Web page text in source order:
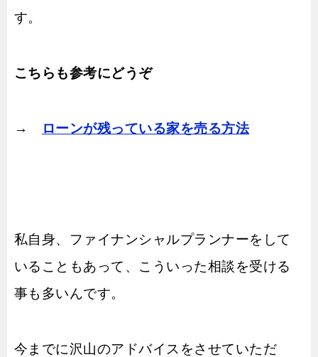
す。
こちらも参考にどうぞ
→ ローンが残っている家を売る方法
私自身、ファイナンシャルプランナーをして
いることもあって、こういった相談を受ける
事も多いんです。
今までに沢山のアドバイスをさせていただ